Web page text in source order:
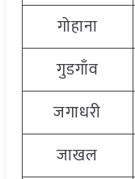
गोहाना
गुडगाँव
जगाधरी
जाखल